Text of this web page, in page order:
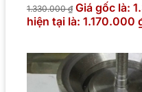
1.330.000₫ Giá gốc là:
hiện tại là: 1.170.000